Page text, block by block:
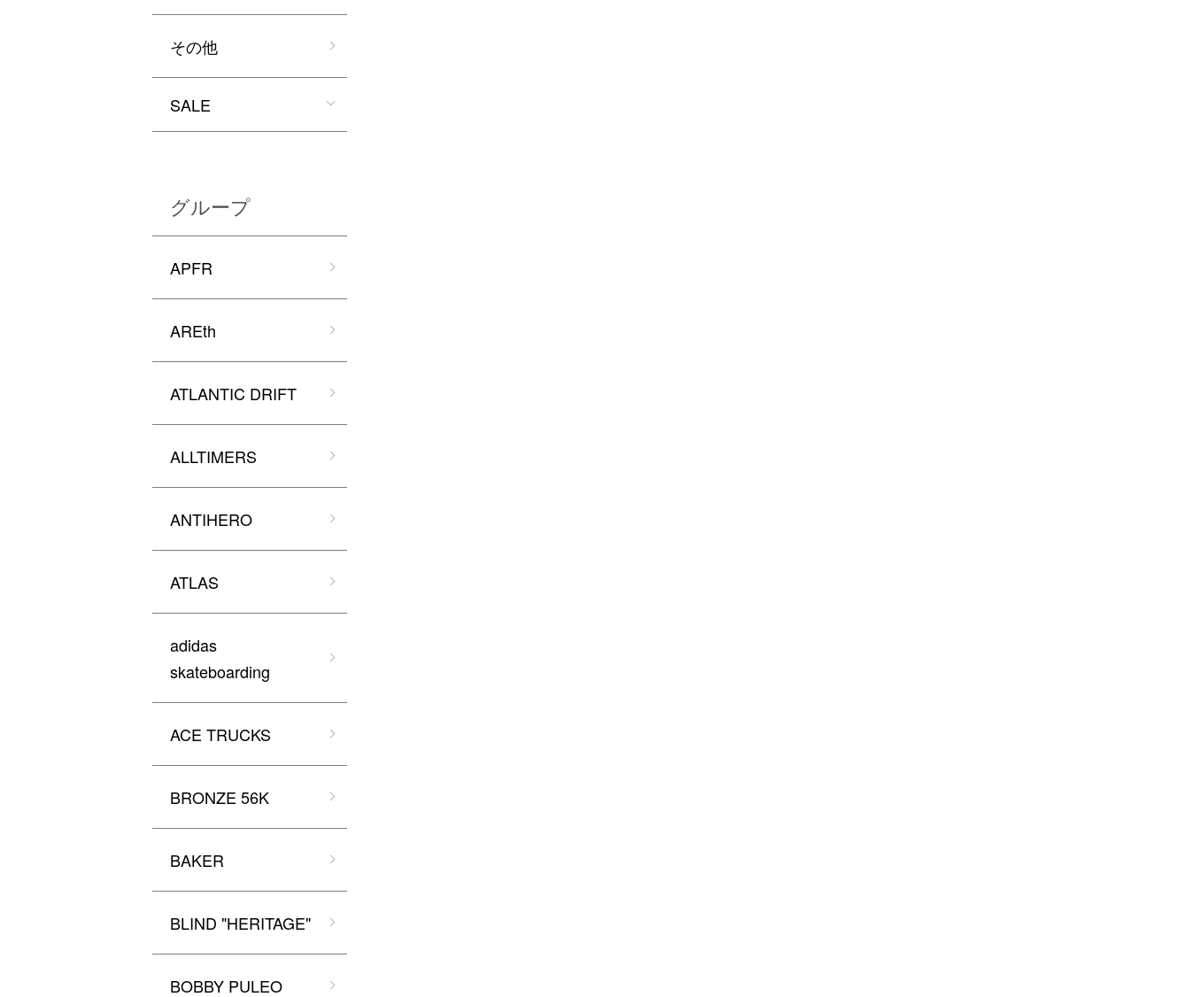
その他
SALE
グループ
APFR
AREth
ATLANTIC DRIFT
ALLTIMERS
ANTIHERO
ATLAS
adidas
skateboarding
ACE TRUCKS
BRONZE 56K
BAKER
BLIND "HERITAGE"
BOBBY PULEO